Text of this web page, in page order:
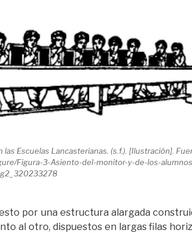
Escuelas Lancasterianas. (s.f.). [Ilustración].
Figura-3-Asiento-del-monitor-y-de-los-
por una estructura alargada
al otro, dispuestos en largas filas